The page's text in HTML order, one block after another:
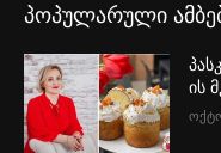
პოპულარული
ის